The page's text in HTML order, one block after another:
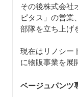
その後株式会社
ピタス」の営業
部隊を立ち上げ
現在はリノシー
に物販事業を展
ベージュパンツ